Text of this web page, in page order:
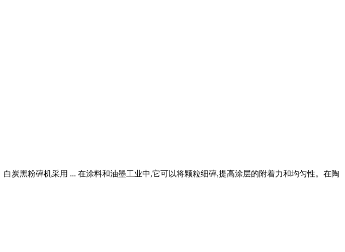
炭黑粉碎机采用 ... 在涂料和油墨工业中,它可以将颗粒细碎,提高涂层的附着力和均匀性。在陶